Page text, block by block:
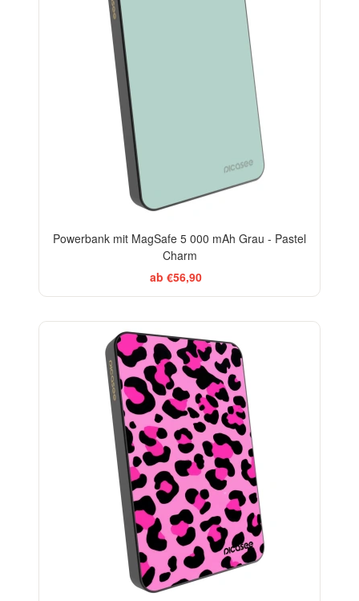
Powerbank mit MagSafe 5 000 mAh Grau - Pastel
Charm
ab €56,90